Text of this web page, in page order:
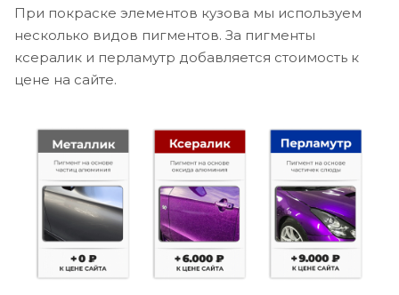
При покраске элементов кузова мы используем
несколько видов пигментов. За пигменты
ксералик и перламутр добавляется стоимость к
цене на сайте.